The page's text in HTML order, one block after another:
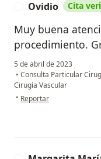
Ovidio Cita
Muy buena
procedimiento.
5 de abril de 2023
• Consulta Particular
Cirugía Vascular
• en opinión del usuario
Reportar